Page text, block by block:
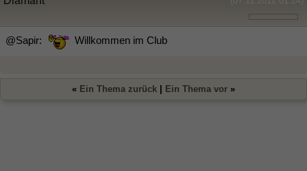
@Sapir: Willkommen im Club
« Ein Thema zurück | Ein Thema vor »